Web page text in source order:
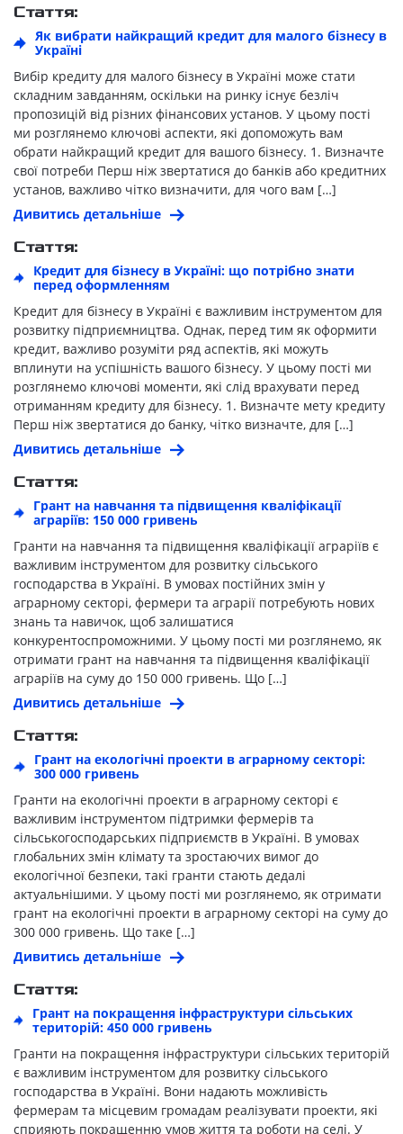
Стаття:
Як вибрати найкращий кредит для малого бізнесу в
Україні
Вибір кредиту для малого бізнесу в Україні може стати
складним завданням, оскільки на ринку існує безліч
пропозицій від різних фінансових установ. У цьому пості
ми розглянемо ключові аспекти, які допоможуть вам
обрати найкращий кредит для вашого бізнесу. 1. Визначте
свої потреби Перш ніж звертатися до банків або кредитних
установ, важливо чітко визначити, для чого вам […]
Дивитись детальніше
Стаття:
Кредит для бізнесу в Україні: що потрібно знати
перед оформленням
Кредит для бізнесу в Україні є важливим інструментом для
розвитку підприємництва. Однак, перед тим як оформити
кредит, важливо розуміти ряд аспектів, які можуть
вплинути на успішність вашого бізнесу. У цьому пості ми
розглянемо ключові моменти, які слід врахувати перед
отриманням кредиту для бізнесу. 1. Визначте мету кредиту
Перш ніж звертатися до банку, чітко визначте, для […]
Дивитись детальніше
Стаття:
Грант на навчання та підвищення кваліфікації
аграріїв: 150 000 гривень
Гранти на навчання та підвищення кваліфікації аграріїв є
важливим інструментом для розвитку сільського
господарства в Україні. В умовах постійних змін у
аграрному секторі, фермери та аграрії потребують нових
знань та навичок, щоб залишатися
конкурентоспроможними. У цьому пості ми розглянемо, як
отримати грант на навчання та підвищення кваліфікації
аграріїв на суму до 150 000 гривень. Що […]
Дивитись детальніше
Стаття:
Грант на екологічні проекти в аграрному секторі:
300 000 гривень
Гранти на екологічні проекти в аграрному секторі є
важливим інструментом підтримки фермерів та
сільськогосподарських підприємств в Україні. В умовах
глобальних змін клімату та зростаючих вимог до
екологічної безпеки, такі гранти стають дедалі
актуальнішими. У цьому пості ми розглянемо, як отримати
грант на екологічні проекти в аграрному секторі на суму до
300 000 гривень. Що таке […]
Дивитись детальніше
Стаття:
Грант на покращення інфраструктури сільських
територій: 450 000 гривень
Гранти на покращення інфраструктури сільських територій
є важливим інструментом для розвитку сільського
господарства в Україні. Вони надають можливість
фермерам та місцевим громадам реалізувати проекти, які
сприяють покращенню умов життя та роботи на селі. У